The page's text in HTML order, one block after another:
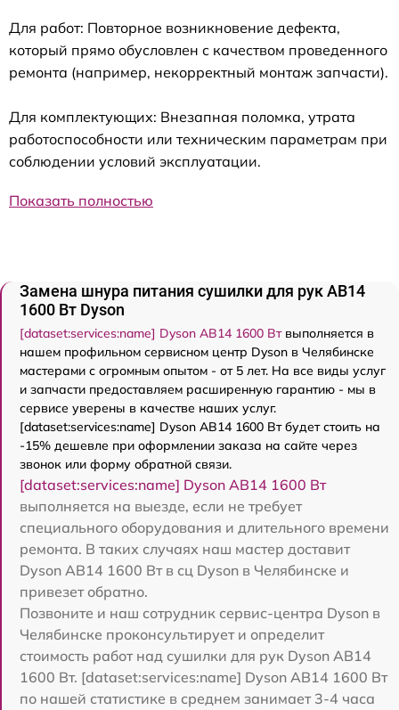
Для работ: Повторное возникновение дефекта,
который прямо обусловлен с качеством проведенного
ремонта (например, некорректный монтаж запчасти).
Для комплектующих: Внезапная поломка, утрата
работоспособности или техническим параметрам при
соблюдении условий эксплуатации.
Показать полностью
Замена шнура питания сушилки для рук AB14
1600 Вт Dyson
[dataset:services:name] Dyson AB14 1600 Втвыполняется в
нашем профильном сервисном центр Dyson в Челябинске
мастерами с огромным опытом - от 5 лет. На все виды услуг
и запчасти предоставляем расширенную гарантию - мы в
сервисе уверены в качестве наших услуг.
[dataset:services:name] Dyson AB14 1600 Вт будет стоить на
-15% дешевле при оформлении заказа на сайте через
звонок или форму обратной связи.
[dataset:services:name] Dyson AB14 1600 Вт
выполняется на выезде, если не требует
специального оборудования и длительного времени
ремонта. В таких случаях наш мастер доставит
Dyson AB14 1600 Вт в сц Dyson в Челябинске и
привезет обратно.
Позвоните и наш сотрудник сервис-центра Dyson в
Челябинске проконсультирует и определит
стоимость работ над сушилки для рук Dyson AB14
1600 Вт. [dataset:services:name] Dyson AB14 1600 Вт
по нашей статистике в среднем занимает 3-4 часа